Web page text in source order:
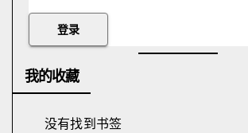
我的收藏
没有找到书签